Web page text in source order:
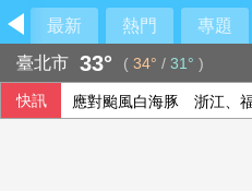
最新 熱門 專題
臺北市 33° ( 34° / 31° )
快訊 應對颱風白海豚 浙江、